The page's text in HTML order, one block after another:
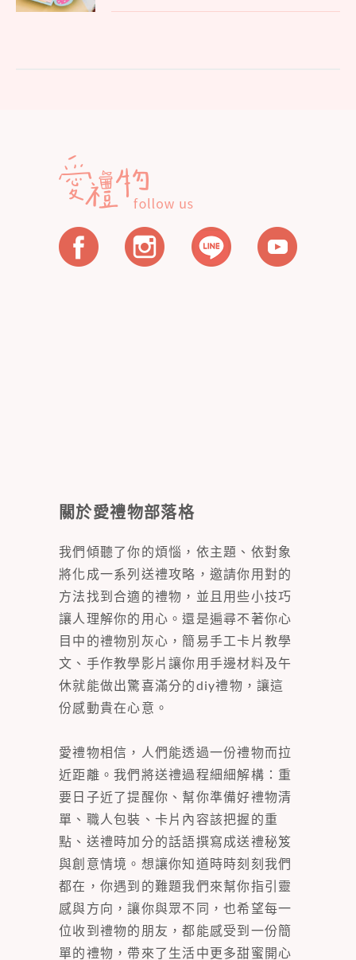
覽
關於愛禮物部落格
我們傾聽了你的煩惱，依主題、依對象
將化成一系列送禮攻略，邀請你用對的
方法找到合適的禮物，並且用些小技巧
讓人理解你的用心。還是遍尋不著你心
目中的禮物別灰心，簡易手工卡片教學
文、手作教學影片讓你用手邊材料及午
休就能做出驚喜滿分的diy禮物，讓這
份感動貴在心意。
愛禮物相信，人們能透過一份禮物而拉
近距離。我們將送禮過程細細解構：重
要日子近了提醒你、幫你準備好禮物清
單、職人包裝、卡片內容該把握的重
點、送禮時加分的話語撰寫成送禮秘笈
與創意情境。想讓你知道時時刻刻我們
都在，你遇到的難題我們來幫你指引靈
感與方向，讓你與眾不同，也希望每一
位收到禮物的朋友，都能感受到一份簡
單的禮物，帶來了生活中更多甜蜜開心